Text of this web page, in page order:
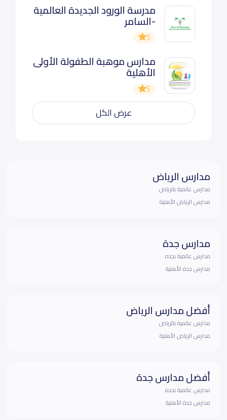
مدرسة الورود الجديدة العالمية
-السامر
5
مدارس موهبة الطفولة الأولى
الأهلية
5
عرض الكل
مدارس الرياض
مدارس عالمية بالرياض
مدارس الرياض الأهلية
مدارس جدة
مدارس عالمية بجده
مدارس جدة الأهلية
أفضل مدارس الرياض
مدارس عالمية بالرياض
مدارس الرياض الأهلية
أفضل مدارس جدة
مدارس عالمية بجده
مدارس جدة الأهلية